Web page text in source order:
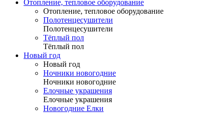
Отопление, тепловое оборудование
Отопление, тепловое оборудование
Полотенцесушители
Полотенцесушители
Тёплый пол
Тёплый пол
Новый год
Новый год
Ночники новогодние
Ночники новогодние
Елочные украшения
Елочные украшения
Новогодние Елки